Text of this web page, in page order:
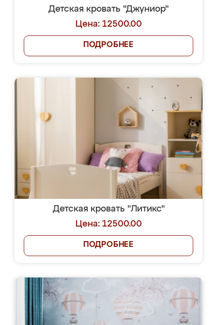
Детская кровать "Джуниор"
Цена: 12500.00
ПОДРОБНЕЕ
Детская кровать "Литикс"
Цена: 12500.00
ПОДРОБНЕЕ